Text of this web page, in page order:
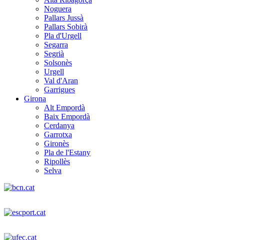
Noguera
Pallars Jussà
Pallars Sobirà
Pla d'Urgell
Segarra
Segrià
Solsonès
Urgell
Val d'Aran
Garrigues
Girona
Alt Empordà
Baix Empordà
Cerdanya
Garrotxa
Gironès
Pla de l'Estany
Ripollès
Selva